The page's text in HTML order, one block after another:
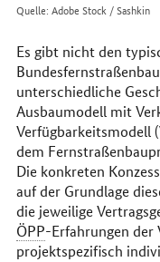
Quelle: Adobe Stock / Sashkin
Es gibt nicht den
unterschiedliche
Ausbaumodell mit
Verfügbarkeitsmodell (
dem
Die konkreten
auf der Grundlage
die jeweilige
ÖPP-Erfahrungen der
projektspezifisch